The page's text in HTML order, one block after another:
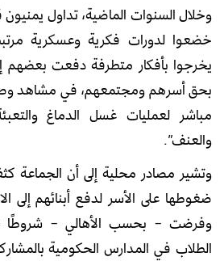
وخلال السنوات الماضية، تداول
خضعوا لدورات فكرية وعسكرية
يخرجوا بأفكار متطرفة دفعت بعضهم
بحق أسرهم ومجتمعهم، في مشاهد
مباشر لعمليات غسل الدماغ
والعنف”.
وتشير مصادر محلية إلى أن الجماعة
ضغوطها على الأسر لدفع أبنائهم إلى
وفرضت – بحسب الأهالي – شروطًا
الطلاب في المدارس الحكومية